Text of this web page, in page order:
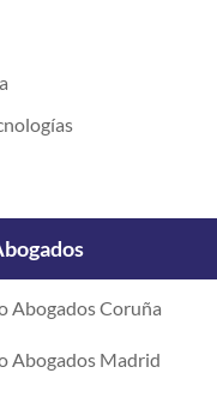
Abogados Coruña
Abogados Madrid